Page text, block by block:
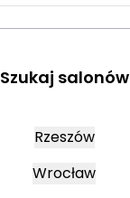
Szukaj salonów
Rzeszów
Wrocław